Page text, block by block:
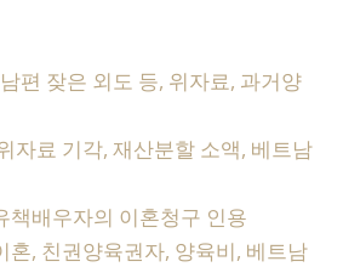
편 잦은 외도 등, 위자료, 과거양
자료 기각, 재산분할 소액, 베트남
책배우자의 이혼청구 인용
혼, 친권양육권자, 양육비, 베트남